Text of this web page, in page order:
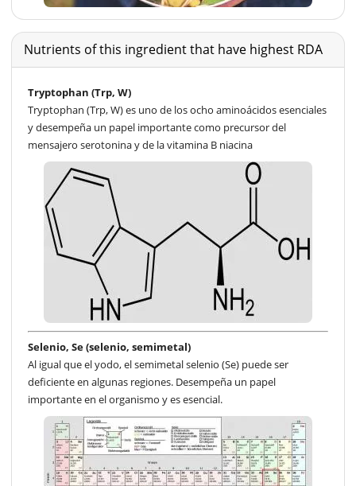
Nutrients of this ingredient that have highest RDA
Tryptophan (Trp, W)
Tryptophan (Trp, W) es uno de los ocho aminoácidos esenciales
y desempeña un papel importante como precursor del
mensajero serotonina y de la vitamina B niacina
Selenio, Se (selenio, semimetal)
Al igual que el yodo, el semimetal selenio (Se) puede ser
deficiente en algunas regiones. Desempeña un papel
importante en el organismo y es esencial.